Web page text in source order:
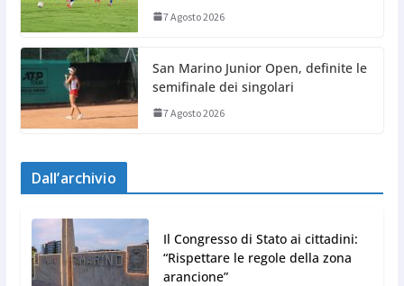
7 Agosto 2026
San Marino Junior Open, definite le
semifinale dei singolari
7 Agosto 2026
Dall’archivio
Il Congresso di Stato ai cittadini:
“Rispettare le regole della zona
arancione”